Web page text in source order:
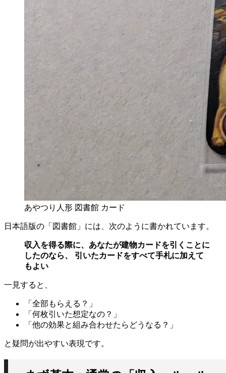
あやつり人形 図書館 カード
日本語版の「図書館」には、次のように書かれています。
収入を得る際に、あなたが建物カードを引くことに
したのなら、 引いたカードをすべて手札に加えて
もよい
一見すると、
「全部もらえる？」
「何枚引いた想定なの？」
「他の効果と組み合わせたらどうなる？」
と疑問が出やすい表現です。